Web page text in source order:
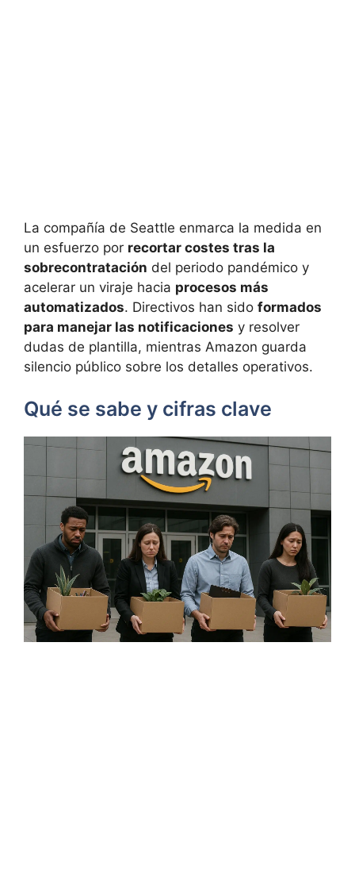
La compañía de Seattle enmarca la medida en
un esfuerzo por recortar costes tras la
sobrecontratación del periodo pandémico y
acelerar un viraje hacia procesos más
automatizados. Directivos han sido formados
para manejar las notificaciones y resolver
dudas de plantilla, mientras Amazon guarda
silencio público sobre los detalles operativos.
Qué se sabe y cifras clave